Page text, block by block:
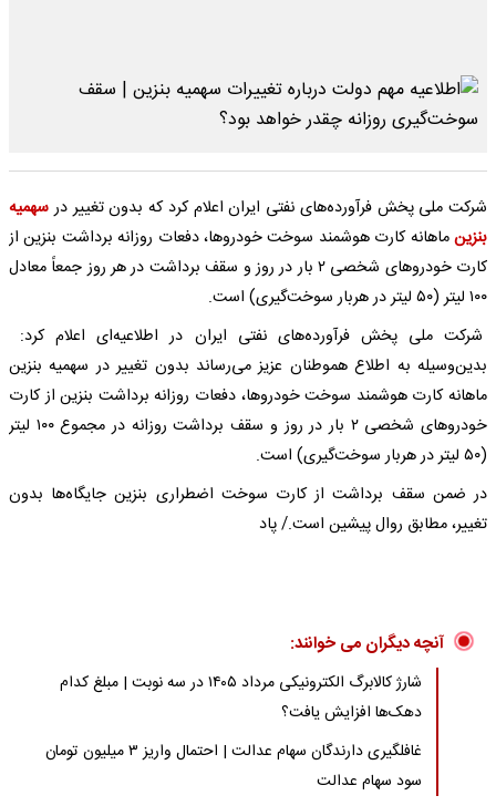
شرکت ملی پخش فرآورده‌های نفتی ایران اعلام کرد که بدون تغییر درسهمیه
بنزینماهانه کارت هوشمند سوخت خودروها، دفعات روزانه برداشت بنزین از
کارت خودروهای شخصی ۲ بار در روز و سقف برداشت در هر روز جمعاً معادل
۱۰۰ لیتر (۵۰ لیتر در هربار سوخت‌گیری) است.
شرکت ملی پخش فرآورده‌های نفتی ایران در اطلاعیه‌ای اعلام کرد:
بدین‌وسیله به اطلاع هموطنان عزیز می‌رساند بدون تغییر در سهمیه بنزین
ماهانه کارت هوشمند سوخت خودروها، دفعات روزانه برداشت بنزین از کارت
خودروهای شخصی ۲ بار در روز و سقف برداشت روزانه در مجموع ۱۰۰ لیتر
(۵۰ لیتر در هربار سوخت‌گیری) است.
در ضمن سقف برداشت از کارت سوخت اضطراری بنزین جایگاه‌ها بدون
تغییر، مطابق روال پیشین است./ پاد
آنچه دیگران می خوانند:
شارژ کالابرگ الکترونیکی مرداد ۱۴۰۵ در سه نوبت | مبلغ کدام
دهک‌ها افزایش یافت؟
غافلگیری دارندگان سهام عدالت | احتمال واریز ۳ میلیون تومان
سود سهام عدالت